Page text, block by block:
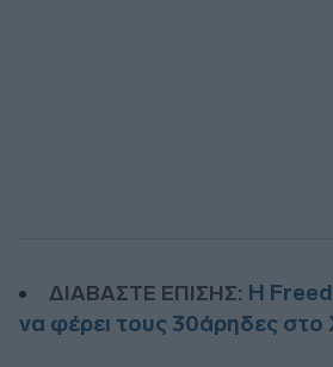
ΔΙΑΒΑΣΤΕ ΕΠΙΣΗΣ: Η
να φέρει τους 30άρηδες στο